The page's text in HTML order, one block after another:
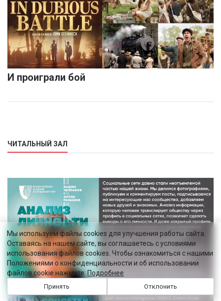
И проиграли бой
ЧИТАЛЬНЫЙ ЗАЛ
Мы используем файлы cookies для улучшения работы сайта.
Оставаясь на нашем сайте, вы соглашаетесь с условиями
использования файлов cookies. Чтобы ознакомиться с нашими
Положениями о конфиденциальности и об использовании
файлов cookie нажмите:Подробнее
Принять Отклонить